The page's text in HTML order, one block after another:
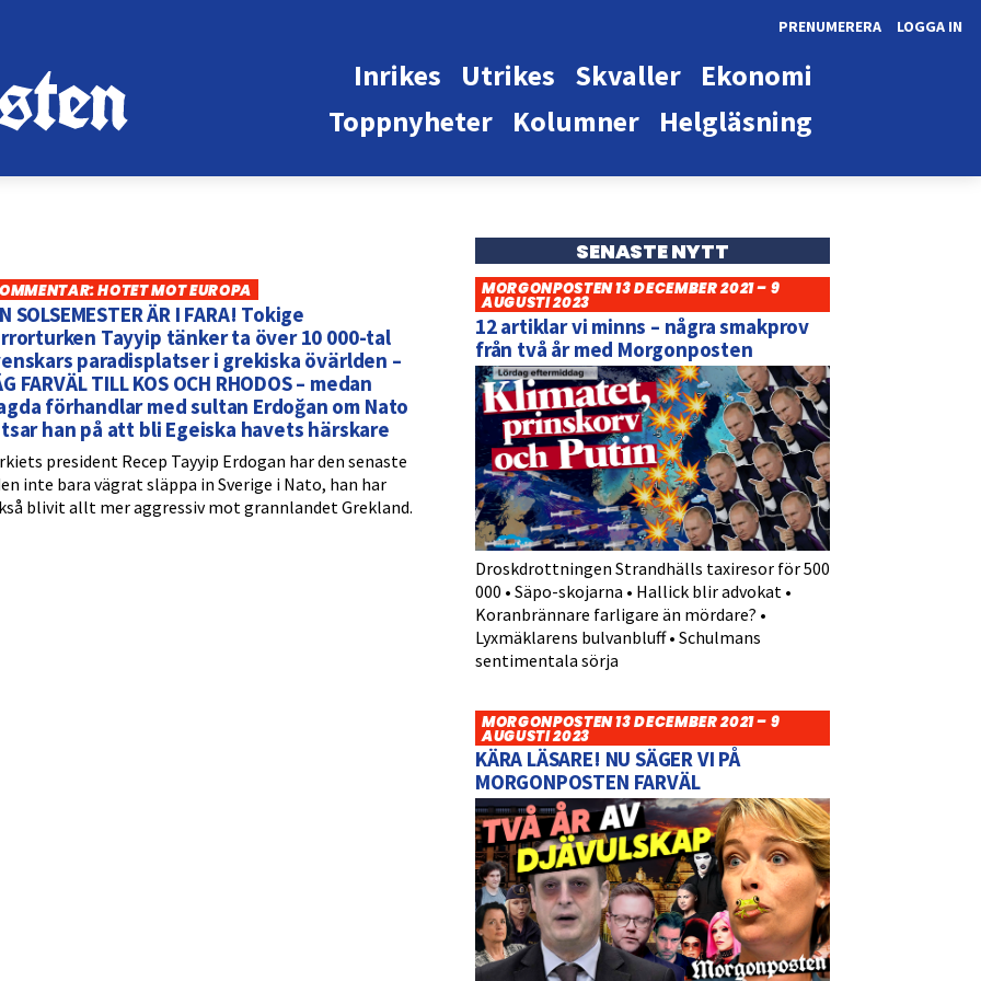
LOGGA IN
PRENUMERERA
Ekonomi
Skvaller
Utrikes
Inrikes
Helgläsning
Kolumner
Toppnyheter
HOTET MOT EUROPA
SOLSEMESTER ÄR I FARA! Tokige
Tayyip tänker ta över 10 000-tal
paradisplatser i grekiska övärlden –
FARVÄL TILL KOS OCH RHODOS – medan
förhandlar med sultan Erdoğan om Nato
han på att bli Egeiska havets härskare
president Recep Tayyip Erdogan har den senaste
inte bara vägrat släppa in Sverige i Nato, han har
blivit allt mer aggressiv mot grannlandet Grekland.
SENASTE NYTT
MORGONPOSTEN 13 DECEMBER 2021 – 9
AUGUSTI 2023
12 artiklar vi minns – några smakprov
från två år med Morgonposten
Droskdrottningen Strandhälls taxiresor för 500
000 • Säpo-skojarna • Hallick blir advokat •
Koranbrännare farligare än mördare? •
Lyxmäklarens bulvanbluff • Schulmans
sentimentala sörja
MORGONPOSTEN 13 DECEMBER 2021 – 9
AUGUSTI 2023
KÄRA LÄSARE! NU SÄGER VI PÅ
MORGONPOSTEN FARVÄL